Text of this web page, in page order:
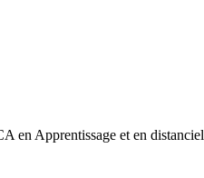
en Apprentissage et en distanciel